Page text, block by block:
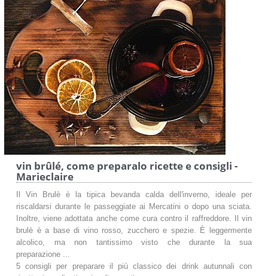
vin brûlé, come preparalo ricette e consigli -
Marieclaire
Il Vin Brulè è la tipica bevanda calda dell'inverno, ideale per
riscaldarsi durante le passeggiate ai Mercatini o dopo una sciata.
Inoltre, viene adottata anche come cura contro il raffreddore. Il vin
brulè è a base di vino rosso, zucchero e spezie. È leggermente
alcolico, ma non tantissimo visto che durante la sua
preparazione ...
5 consigli per preparare il più classico dei drink autunnali con